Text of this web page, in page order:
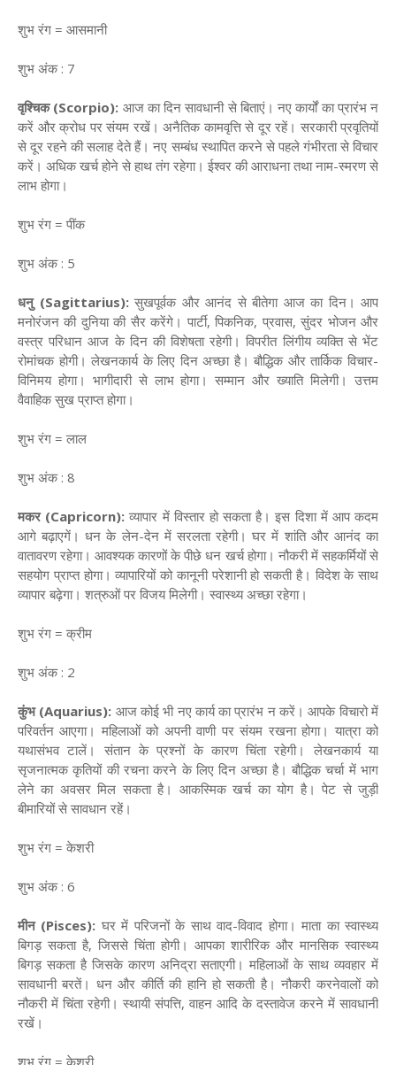
शुभ रंग = आसमानी
शुभ अंक : 7
वृश्चिक (Scorpio): आज का दिन सावधानी से बिताएं। नए कार्यों का प्रारंभ न
करें और क्रोध पर संयम रखें। अनैतिक कामवृत्ति से दूर रहें। सरकारी प्रवृतियों
से दूर रहने की सलाह देते हैं। नए सम्बंध स्थापित करने से पहले गंभीरता से विचार
करें। अधिक खर्च होने से हाथ तंग रहेगा। ईश्वर की आराधना तथा नाम-स्मरण से
लाभ होगा।
शुभ रंग = पींक
शुभ अंक : 5
धनु (Sagittarius):सुखपूर्वक और आनंद से बीतेगा आज का दिन। आप
मनोरंजन की दुनिया की सैर करेंगे। पार्टी, पिकनिक, प्रवास, सुंदर भोजन और
वस्त्र परिधान आज के दिन की विशेषता रहेगी। विपरीत लिंगीय व्यक्ति से भेंट
रोमांचक होगी। लेखनकार्य के लिए दिन अच्छा है। बौद्धिक और तार्किक विचार-
विनिमय होगा। भागीदारी से लाभ होगा। सम्मान और ख्याति मिलेगी। उत्तम
वैवाहिक सुख प्राप्त होगा।
शुभ रंग = लाल
शुभ अंक : 8
मकर (Capricorn):व्यापार में विस्तार हो सकता है। इस दिशा में आप कदम
आगे बढ़ाएगें। धन के लेन-देन में सरलता रहेगी। घर में शांति और आनंद का
वातावरण रहेगा। आवश्यक कारणों के पीछे धन खर्च होगा। नौकरी में सहकर्मियों से
सहयोग प्राप्त होगा। व्यापारियों को कानूनी परेशानी हो सकती है। विदेश के साथ
व्यापार बढ़ेगा। शत्रुओं पर विजय मिलेगी। स्वास्थ्य अच्छा रहेगा।
शुभ रंग = क्रीम
शुभ अंक : 2
कुंभ (Aquarius): आज कोई भी नए कार्य का प्रारंभ न करें। आपके विचारो में
परिवर्तन आएगा। महिलाओं को अपनी वाणी पर संयम रखना होगा। यात्रा को
यथासंभव टालें। संतान के प्रश्नों के कारण चिंता रहेगी। लेखनकार्य या
सृजनात्मक कृतियों की रचना करने के लिए दिन अच्छा है। बौद्धिक चर्चा में भाग
लेने का अवसर मिल सकता है। आकस्मिक खर्च का योग है। पेट से जुड़ी
बीमारियों से सावधान रहें।
शुभ रंग = केशरी
शुभ अंक : 6
मीन (Pisces): घर में परिजनों के साथ वाद-विवाद होगा। माता का स्वास्थ्य
बिगड़ सकता है, जिससे चिंता होगी। आपका शारीरिक और मानसिक स्वास्थ्य
बिगड़ सकता है जिसके कारण अनिद्रा सताएगी। महिलाओं के साथ व्यवहार में
सावधानी बरतें। धन और कीर्ति की हानि हो सकती है। नौकरी करनेवालों को
नौकरी में चिंता रहेगी। स्थायी संपत्ति, वाहन आदि के दस्तावेज करने में सावधानी
रखें।
शुभ रंग = केशरी